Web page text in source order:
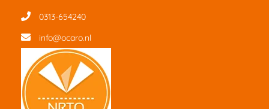
0313-654240
info@ocaro.nl